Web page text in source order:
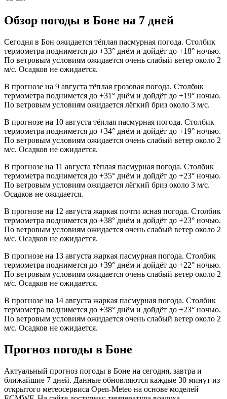
Обзор погоды в Боне на 7 дней
Сегодня в Бон ожидается тёплая пасмурная погода. Столбик
термометра поднимется до +33° днём и дойдёт до +18° ночью.
По ветровым условиям ожидается очень слабый ветер около 2
м/с. Осадков не ожидается.
В прогнозе на 9 августа тёплая грозовая погода. Столбик
термометра поднимется до +31° днём и дойдёт до +19° ночью.
По ветровым условиям ожидается лёгкий бриз около 3 м/с.
В прогнозе на 10 августа тёплая пасмурная погода. Столбик
термометра поднимется до +34° днём и дойдёт до +19° ночью.
По ветровым условиям ожидается очень слабый ветер около 2
м/с. Осадков не ожидается.
В прогнозе на 11 августа тёплая пасмурная погода. Столбик
термометра поднимется до +35° днём и дойдёт до +23° ночью.
По ветровым условиям ожидается лёгкий бриз около 3 м/с.
Осадков не ожидается.
В прогнозе на 12 августа жаркая почти ясная погода. Столбик
термометра поднимется до +38° днём и дойдёт до +23° ночью.
По ветровым условиям ожидается очень слабый ветер около 2
м/с. Осадков не ожидается.
В прогнозе на 13 августа жаркая пасмурная погода. Столбик
термометра поднимется до +39° днём и дойдёт до +22° ночью.
По ветровым условиям ожидается очень слабый ветер около 2
м/с. Осадков не ожидается.
В прогнозе на 14 августа жаркая пасмурная погода. Столбик
термометра поднимется до +38° днём и дойдёт до +23° ночью.
По ветровым условиям ожидается очень слабый ветер около 2
м/с. Осадков не ожидается.
Прогноз погоды в Боне
Актуальный прогноз погоды в Боне на сегодня, завтра и
ближайшие 7 дней. Данные обновляются каждые 30 минут из
открытого метеосервиса Open-Meteo на основе моделей